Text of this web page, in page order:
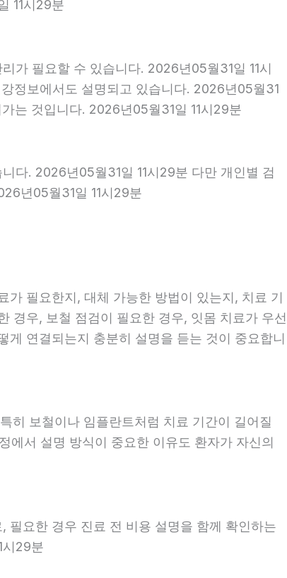
11시29분
가 필요할 수 있습니다. 2026년05월31일 11시
정보에서도 설명되고 있습니다. 2026년05월31
는 것입니다. 2026년05월31일 11시29분
다. 2026년05월31일 11시29분 다만 개인별 검
년05월31일 11시29분
필요한지, 대체 가능한 방법이 있는지, 치료 기
경우, 보철 점검이 필요한 경우, 잇몸 치료가 우선
연결되는지 충분히 설명을 듣는 것이 중요합니
히 보철이나 임플란트처럼 치료 기간이 길어질
에서 설명 방식이 중요한 이유도 환자가 자신의
필요한 경우 진료 전 비용 설명을 함께 확인하는
시29분